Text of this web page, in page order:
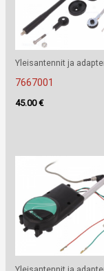
Yleisantennit ja
7667001
45.00€